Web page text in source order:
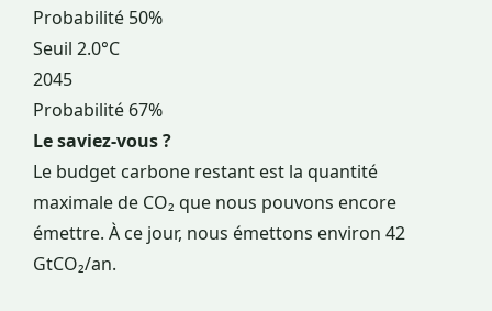
Probabilité 50%
Seuil 2.0°C
2045
Probabilité 67%
Le saviez-vous ?
Le budget carbone restant est la quantité
maximale de CO₂ que nous pouvons encore
émettre. À ce jour, nous émettons environ 42
GtCO₂/an.